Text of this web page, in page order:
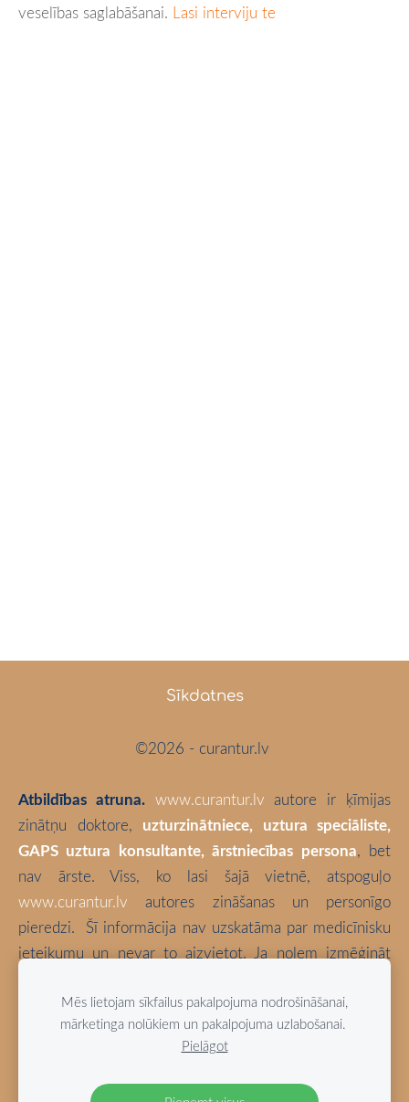
veselības saglabāšanai. Lasi interviju te
Sīkdatnes
©2026 - curantur.lv
Atbildības atruna. www.curantur.lv autore ir ķīmijas
zinātņu doktore, uzturzinātniece, uztura speciāliste,
GAPS uztura konsultante, ārstniecības persona, bet
nav ārste. Viss, ko lasi šajā vietnē, atspoguļo
www.curantur.lv autores zināšanas un personīgo
pieredzi. Šī informācija nav uzskatāma par medicīnisku
ieteikumu un nevar to aizvietot. Ja nolem izmēģināt
atbildība. Izvēlies būt vesels!
Blogā izmantotas bloga autores fotogrāfijas (ja vien nav
norādīts citādi).
Mēs lietojam sīkfailus pakalpojuma nodrošināšanai,
mārketinga nolūkiem un pakalpojuma uzlabošanai.
Pielāgot